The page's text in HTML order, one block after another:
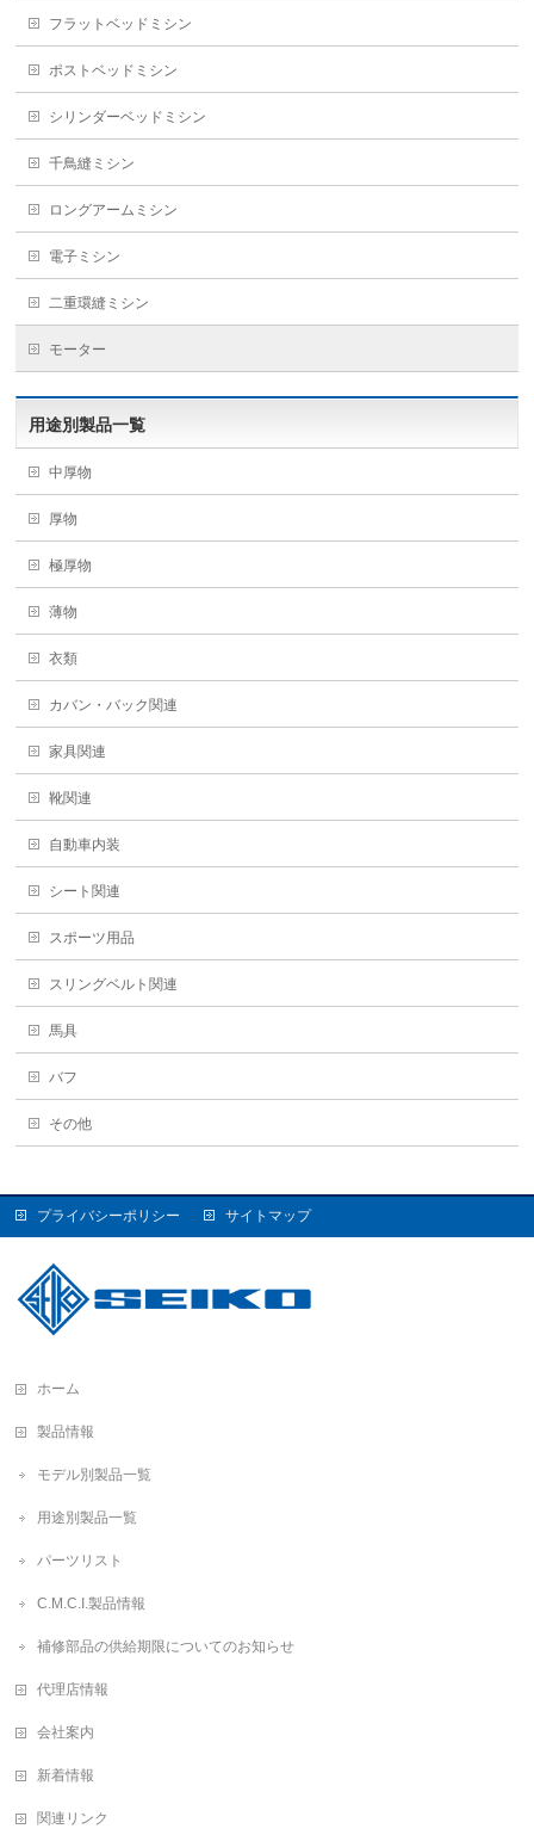
フラットベッドミシン
ポストベッドミシン
シリンダーベッドミシン
千鳥縫ミシン
ロングアームミシン
電子ミシン
二重環縫ミシン
モーター
用途別製品一覧
中厚物
厚物
極厚物
薄物
衣類
カバン・バック関連
家具関連
靴関連
自動車内装
シート関連
スポーツ用品
スリングベルト関連
馬具
バフ
その他
プライバシーポリシー サイトマップ
ホーム
製品情報
モデル別製品一覧
用途別製品一覧
パーツリスト
C.M.C.I.製品情報
補修部品の供給期限についてのお知らせ
代理店情報
会社案内
新着情報
関連リンク